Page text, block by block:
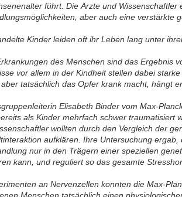
führt. Die Ärzte und
aber auch eine verstärkte
Kinder leiden oft ihr Leben lang unter
des Menschen sind das Ergebnis
vor allem in der Kindheit stellen dabei
tatsächlich das Opfer krank macht, hängt
Elisabeth Binder vom Max-
als Kinder mehrfach schwer traumatisiert
wollten durch den Vergleich der
aufklären. Ihre Untersuchung
nur in den Trägern einer speziellen
kann, und reguliert so das gesamte
an Nervenzellen konnten die Max-